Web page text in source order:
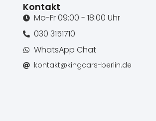
Kontakt
Mo-Fr 09:00 - 18:00 Uhr
030 3151710
WhatsApp Chat
kontakt@kingcars-berlin.de